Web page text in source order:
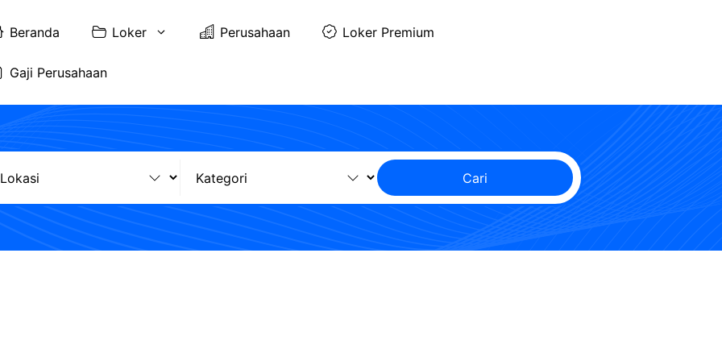
Beranda Loker Perusahaan Loker Premium
Gaji Perusahaan
Cari